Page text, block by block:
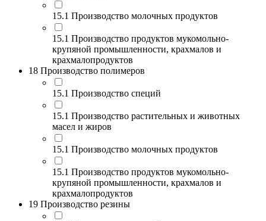
15.1 Производство молочных продуктов
15.1 Производство продуктов мукомольно-
крупяной промышленности, крахмалов и
крахмалопродуктов
18 Производство полимеров
15.1 Производство специй
15.1 Производство растительных и животных
масел и жиров
15.1 Производство молочных продуктов
15.1 Производство продуктов мукомольно-
крупяной промышленности, крахмалов и
крахмалопродуктов
19 Производство резины